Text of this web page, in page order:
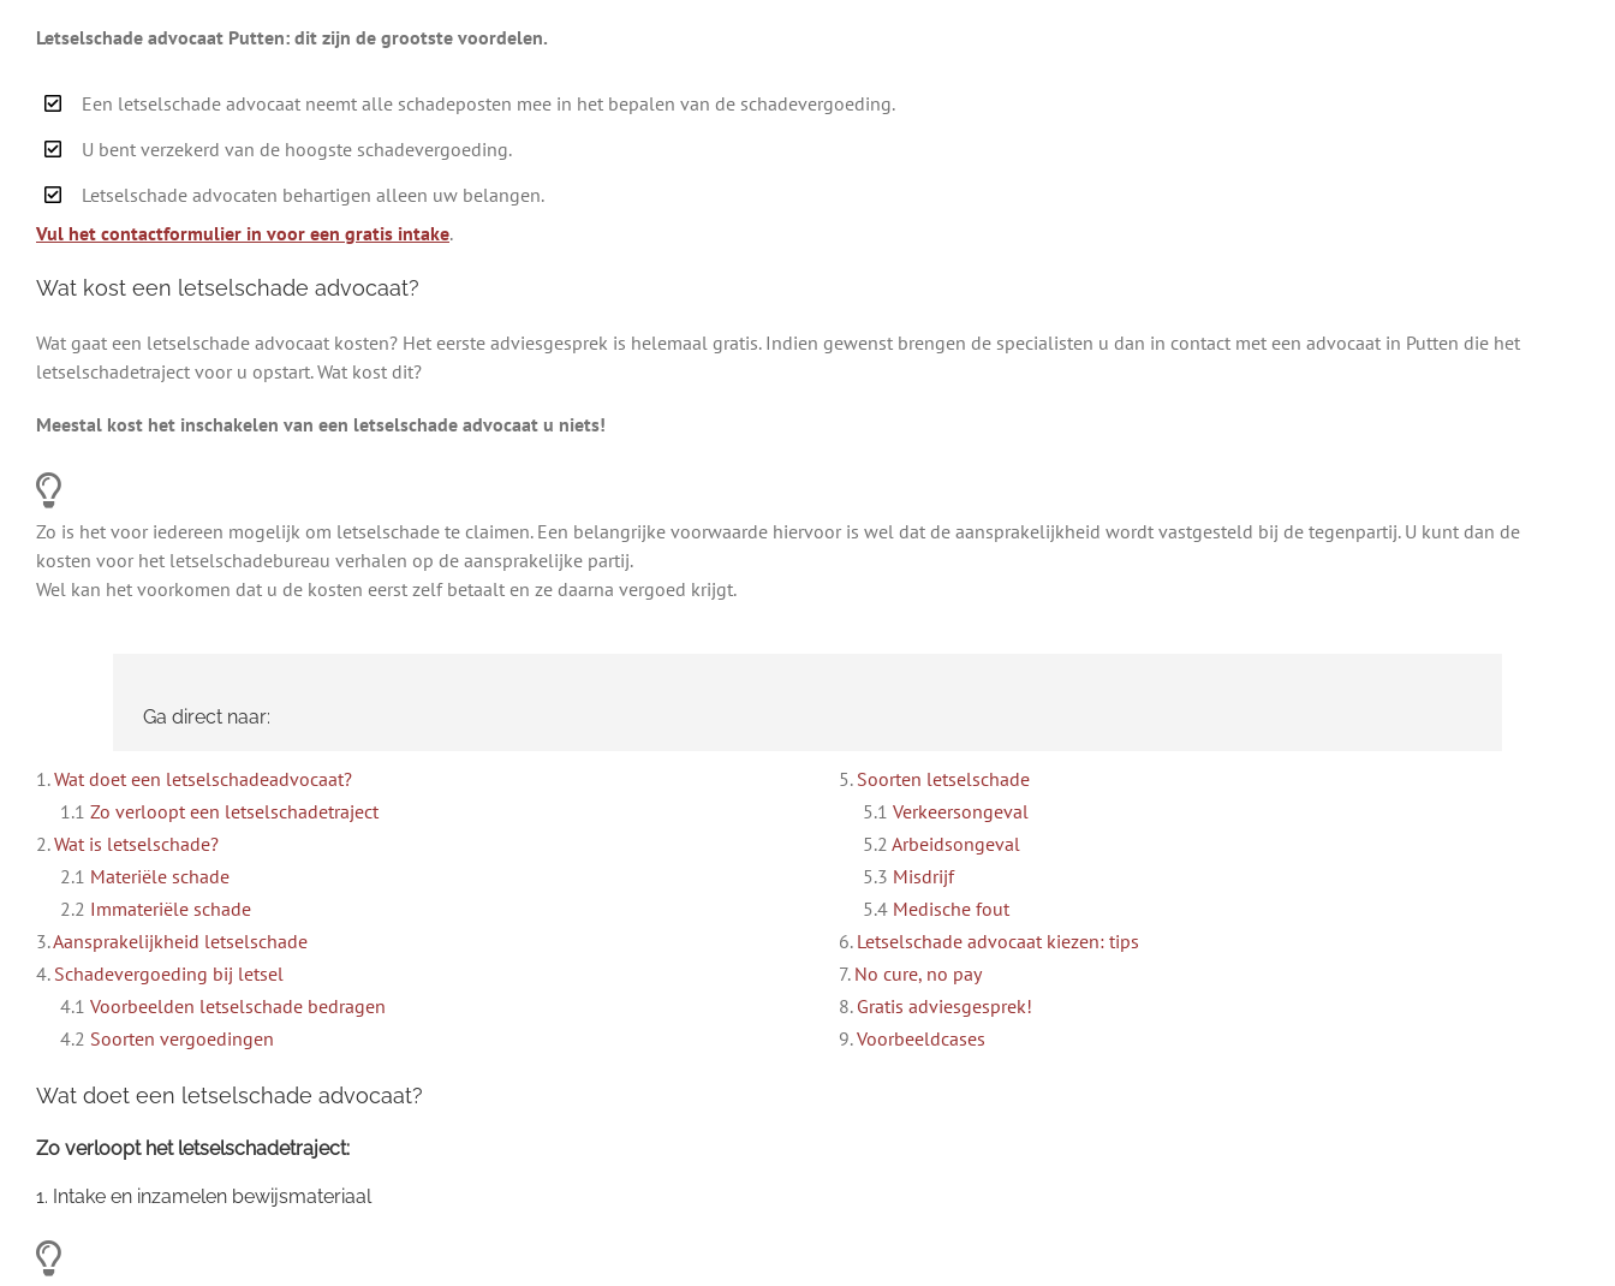
Letselschade advocaat Putten: dit zijn de grootste voordelen.
Een letselschade advocaat neemt alle schadeposten mee in het bepalen van de schadevergoeding.
U bent verzekerd van de hoogste schadevergoeding.
Letselschade advocaten behartigen alleen uw belangen.
Vul het contactformulier in voor een gratis intake.
Wat kost een letselschade advocaat?
Wat gaat een letselschade advocaat kosten? Het eerste adviesgesprek is helemaal gratis. Indien gewenst brengen de specialisten u dan in contact met een advocaat in Putten die het
letselschadetraject voor u opstart. Wat kost dit?
Meestal kost het inschakelen van een letselschade advocaat u niets!
Zo is het voor iedereen mogelijk om letselschade te claimen. Een belangrijke voorwaarde hiervoor is wel dat de aansprakelijkheid wordt vastgesteld bij de tegenpartij. U kunt dan de
kosten voor het letselschadebureau verhalen op de aansprakelijke partij.
Wel kan het voorkomen dat u de kosten eerst zelf betaalt en ze daarna vergoed krijgt.
Ga direct naar:
1.Wat doet een letselschadeadvocaat?
1.1 Zo verloopt een letselschadetraject
2.Wat is letselschade?
2.1 Materiële schade
2.2 Immateriële schade
3.Aansprakelijkheid letselschade
4. Schadevergoeding bij letsel
4.1 Voorbeelden letselschade bedragen
4.2 Soorten vergoedingen
5. Soorten letselschade
5.1 Verkeersongeval
5.2 Arbeidsongeval
5.3 Misdrijf
5.4 Medische fout
6. Letselschade advocaat kiezen: tips
7. No cure, no pay
8. Gratis adviesgesprek!
9.Voorbeeldcases
Wat doet een letselschade advocaat?
Zo verloopt het letselschadetraject:
1. Intake en inzamelen bewijsmateriaal